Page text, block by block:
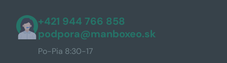
+421 944 766 858
podpora@manboxeo.sk
Po-Pia 8:30-17